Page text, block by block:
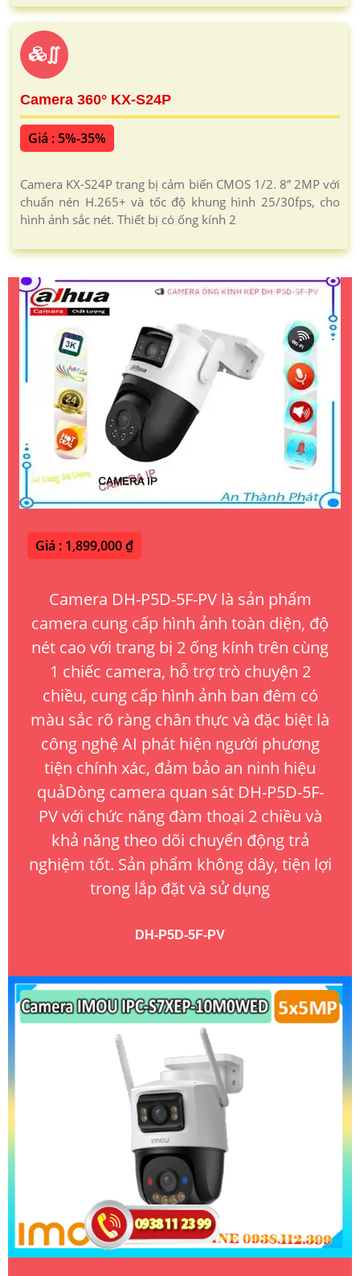
∬
Camera 360° KX-S24P
Giá : 5%-35%
Camera KX-S24P trang bị cảm biến CMOS 1/2. 8” 2MP với
chuẩn nén H.265+ và tốc độ khung hình 25/30fps, cho
hình ảnh sắc nét. Thiết bị có ống kính 2
Giá : 1,899,000 ₫
Camera DH-P5D-5F-PV là sản phẩm
camera cung cấp hình ảnh toàn diện, độ
nét cao với trang bị 2 ống kính trên cùng
1 chiếc camera, hỗ trợ trò chuyện 2
chiều, cung cấp hình ảnh ban đêm có
màu sắc rõ ràng chân thực và đặc biệt là
công nghệ AI phát hiện người phương
tiện chính xác, đảm bảo an ninh hiệu
quảDòng camera quan sát DH-P5D-5F-
PV với chức năng đàm thoại 2 chiều và
khả năng theo dõi chuyển động trả
nghiệm tốt. Sản phẩm không dây, tiện lợi
trong lắp đặt và sử dụng
DH-P5D-5F-PV